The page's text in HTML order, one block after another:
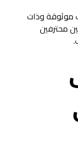
موثوقة وذات
محترفين